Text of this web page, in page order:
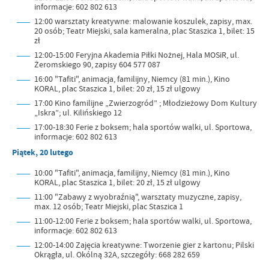
informacje: 602 802 613
12:00 warsztaty kreatywne: malowanie koszulek, zapisy, max.
20 osób; Teatr Miejski, sala kameralna, plac Staszica 1, bilet: 15
zł
12:00-15:00 Feryjna Akademia Piłki Nożnej, Hala MOSiR, ul.
Żeromskiego 90, zapisy 604 577 087
16:00 "Tafiti", animacja, familijny, Niemcy (81 min.), Kino
KORAL, plac Staszica 1, bilet: 20 zł, 15 zł ulgowy
17:00 Kino familijne „Zwierzogród” ; Młodzieżowy Dom Kultury
„Iskra”; ul. Kilińskiego 12
17:00-18:30 Ferie z boksem; hala sportów walki, ul. Sportowa,
informacje: 602 802 613
Piątek, 20 lutego
10:00 "Tafiti", animacja, familijny, Niemcy (81 min.), Kino
KORAL, plac Staszica 1, bilet: 20 zł, 15 zł ulgowy
11:00 "Zabawy z wyobraźnią", warsztaty muzyczne, zapisy,
max. 12 osób; Teatr Miejski, plac Staszica 1
11:00-12:00 Ferie z boksem; hala sportów walki, ul. Sportowa,
informacje: 602 802 613
12:00-14:00 Zajęcia kreatywne: Tworzenie gier z kartonu; Pilski
Okrągła, ul. Okólną 32A, szczegóły: 668 282 659